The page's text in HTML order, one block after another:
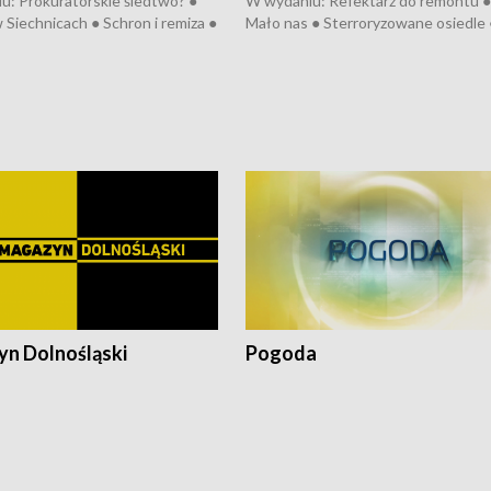
Siechnicach ● Schron i remiza ●
Mało nas ● Sterroryzowane osiedle
Dolnośląski Pogoda